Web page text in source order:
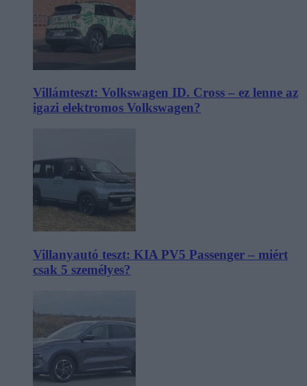
Villámteszt: Volkswagen ID. Cross – ez lenne az
igazi elektromos Volkswagen?
Villanyautó teszt: KIA PV5 Passenger – miért
csak 5 személyes?